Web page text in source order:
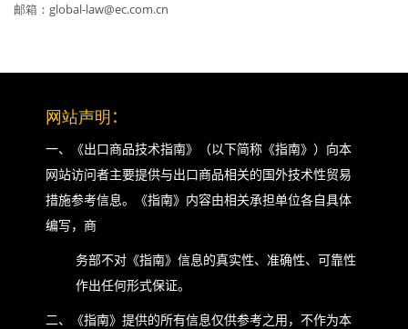
邮箱：global-law@ec.com.cn
网站声明 ：
一、《出口商品技术指南》（以下简称《指南》）向本
网站访问者主要提供与出口商品相关的国外技术性贸易
措施参考信息。《指南》内容由相关承担单位各自具体
编写，商
务部不对《指南》信息的真实性、准确性、可靠性
作出任何形式保证。
二、《指南》提供的所有信息仅供参考之用，不作为本